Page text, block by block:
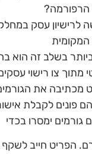
לרישיון עסק
בשלב זה הוא
מתוך צו רישוי
מכתיבה את
פונים לקבלת
ימסרו בכדי
הפריט חייב לשקף